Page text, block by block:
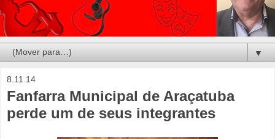
▼
8.11.14
Fanfarra Municipal de Araçatuba
perde um de seus integrantes